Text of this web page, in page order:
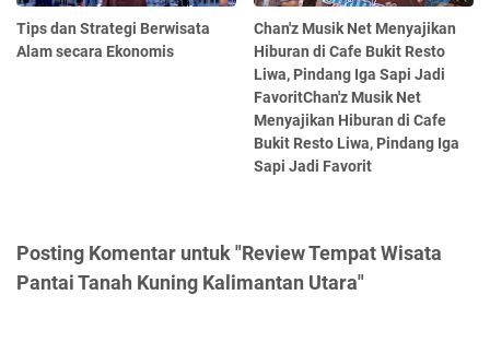
Tips dan Strategi Berwisata
Alam secara Ekonomis
Chan'z Musik Net Menyajikan
Hiburan di Cafe Bukit Resto
Liwa, Pindang Iga Sapi Jadi
FavoritChan'z Musik Net
Menyajikan Hiburan di Cafe
Bukit Resto Liwa, Pindang Iga
Sapi Jadi Favorit
Posting Komentar untuk "Review Tempat Wisata
Pantai Tanah Kuning Kalimantan Utara"